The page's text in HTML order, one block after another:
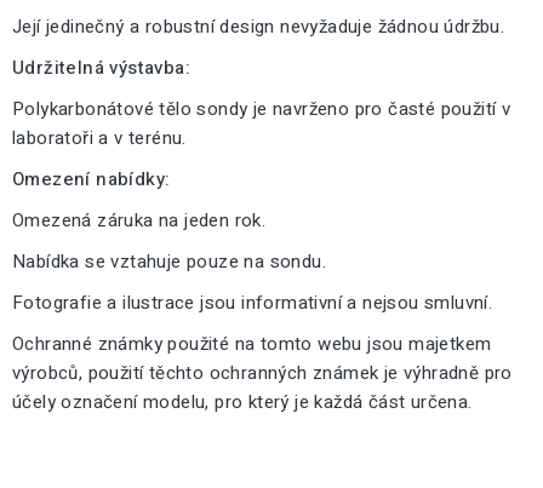
Její jedinečný a robustní design nevyžaduje žádnou údržbu.
Udržitelná výstavba:
Polykarbonátové tělo sondy je navrženo pro časté použití v
laboratoři a v terénu.
Omezení nabídky:
Omezená záruka na jeden rok.
Nabídka se vztahuje pouze na sondu.
Fotografie a ilustrace jsou informativní a nejsou smluvní.
Ochranné známky použité na tomto webu jsou majetkem
výrobců, použití těchto ochranných známek je výhradně pro
účely označení modelu, pro který je každá část určena.